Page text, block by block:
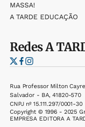
MASSA!
A TARDE EDUCAÇÃO
RedesA
Rua Professor Milton
Salvador - BA, 41820-570
CNPJ nº 15.111.297/0001-30
Copyright © 1996 - 2025
EMPRESA EDITORA A